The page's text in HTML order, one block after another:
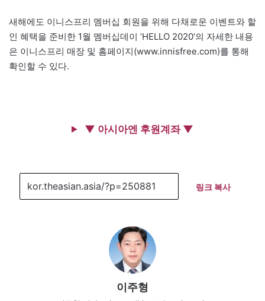
새해에도 이니스프리 멤버십 회원을 위해 다채로운 이벤트와 할
인 혜택을 준비한 1월 멤버십데이 ‘HELLO 2020’의 자세한 내용
은 이니스프리 매장 및 홈페이지(www.innisfree.com)를 통해
확인할 수 있다.
▼ 아시아엔 후원계좌 ▼
링크 복사
이주형